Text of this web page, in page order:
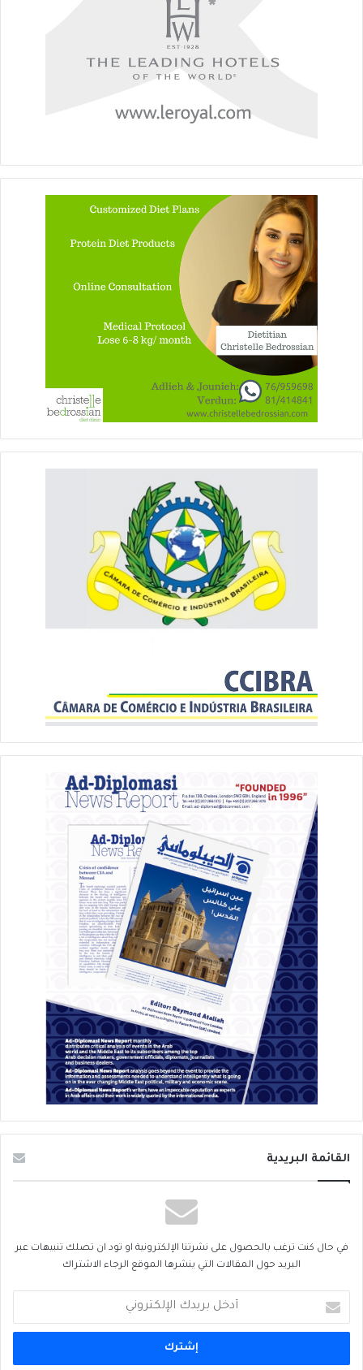
القائمة البريدية
في حال كنت ترغب بالحصول على نشرتنا الإلكترونية او تود ان تصلك تنبيهات عبر
البريد حول المقالات التي ينشرها الموقع الرجاء الاشتراك
بريدك
الإلكتروني